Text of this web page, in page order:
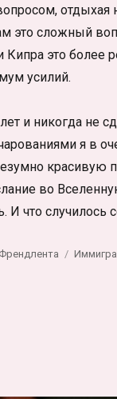
это сложный
это более
усилий.
и никогда не
я в
красивую
во
И что случилось
Френдлента Метки